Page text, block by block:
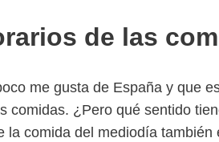
de las
me gusta de España y que
comidas. ¿Pero qué sentido
la comida del mediodía